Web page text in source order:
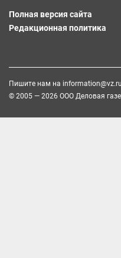
Полная версия сайта
Редакционная политика
Пишите нам на information@vz.ru
© 2005 — 2026 ООО Деловая